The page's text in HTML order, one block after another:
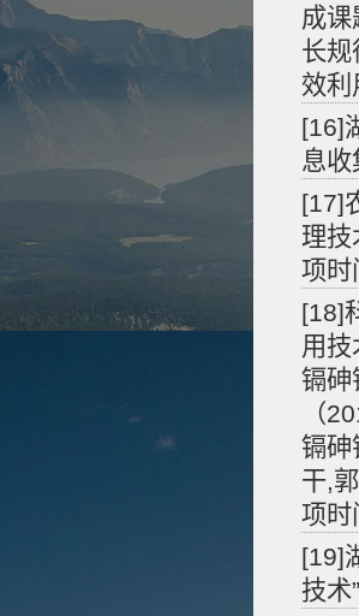
成课
长规
效利
[16]
息收
[17]
理技
项时
[18]
用
镉砷
（
镉砷
干,
项时
[19]
技术